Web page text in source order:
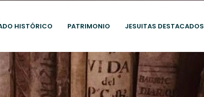
HISTÓRICO PATRIMONIO JESUITAS DESTACADOS